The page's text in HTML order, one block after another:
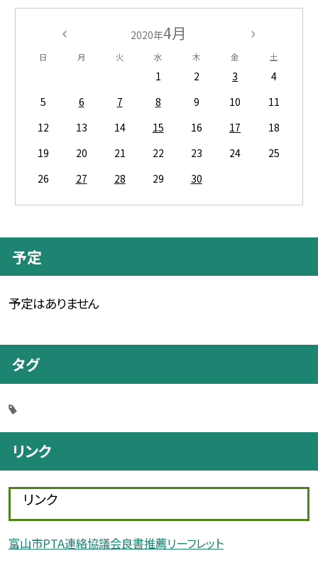
2020年4月
日 月 火 水 木 金 土
1 2 3
4
5
6 7 8 9 10
11
12
13 14 15 16 17
18
19
20 21 22 23 24
25
26
27 28 29 30
予定
予定はありません
タグ
リンク
リンク
富山市PTA連絡協議会良書推薦リーフレット